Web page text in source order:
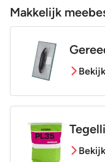
Makkelijk